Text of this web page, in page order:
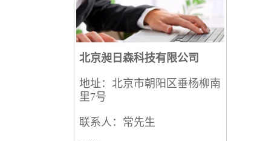
北京昶日森科技有限公司
地址：北京市朝阳区垂杨柳南
里7号
联系人：常先生